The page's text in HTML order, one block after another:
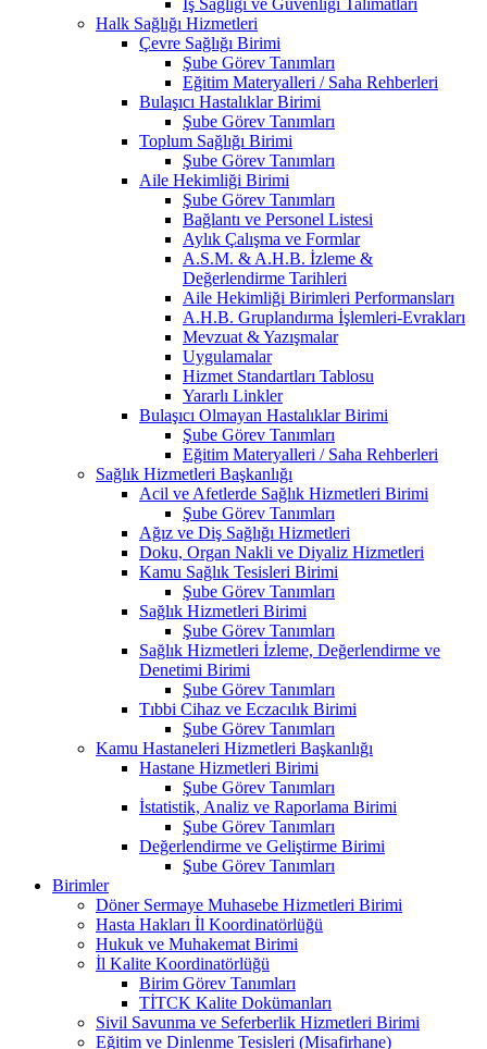
Halk Sağlığı Hizmetleri
Çevre Sağlığı Birimi
Şube Görev Tanımları
Eğitim Materyalleri / Saha Rehberleri
Bulaşıcı Hastalıklar Birimi
Şube Görev Tanımları
Toplum Sağlığı Birimi
Şube Görev Tanımları
Aile Hekimliği Birimi
Şube Görev Tanımları
Bağlantı ve Personel Listesi
Aylık Çalışma ve Formlar
A.S.M. & A.H.B. İzleme &
Değerlendirme Tarihleri
Aile Hekimliği Birimleri Performansları
A.H.B. Gruplandırma İşlemleri-Evrakları
Mevzuat & Yazışmalar
Uygulamalar
Hizmet Standartları Tablosu
Yararlı Linkler
Bulaşıcı Olmayan Hastalıklar Birimi
Şube Görev Tanımları
Eğitim Materyalleri / Saha Rehberleri
Sağlık Hizmetleri Başkanlığı
Acil ve Afetlerde Sağlık Hizmetleri Birimi
Şube Görev Tanımları
Ağız ve Diş Sağlığı Hizmetleri
Doku, Organ Nakli ve Diyaliz Hizmetleri
Kamu Sağlık Tesisleri Birimi
Şube Görev Tanımları
Sağlık Hizmetleri Birimi
Şube Görev Tanımları
Sağlık Hizmetleri İzleme, Değerlendirme ve
Denetimi Birimi
Şube Görev Tanımları
Tıbbi Cihaz ve Eczacılık Birimi
Şube Görev Tanımları
Kamu Hastaneleri Hizmetleri Başkanlığı
Hastane Hizmetleri Birimi
Şube Görev Tanımları
İstatistik, Analiz ve Raporlama Birimi
Şube Görev Tanımları
Değerlendirme ve Geliştirme Birimi
Şube Görev Tanımları
Birimler
Döner Sermaye Muhasebe Hizmetleri Birimi
Hasta Hakları İl Koordinatörlüğü
Hukuk ve Muhakemat Birimi
İl Kalite Koordinatörlüğü
Birim Görev Tanımları
TİTCK Kalite Dokümanları
Sivil Savunma ve Seferberlik Hizmetleri Birimi
Eğitim ve Dinlenme Tesisleri (Misafirhane)